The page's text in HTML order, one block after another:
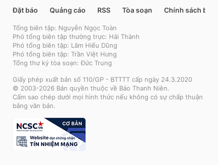
Đặt báo Quảng cáo RSS Tòa soạn Chính sách bảo
Tổng biên tập: Nguyễn Ngọc Toàn
Phó tổng biên tập thường trực: Hải Thành
Phó tổng biên tập: Lâm Hiếu Dũng
Phó tổng biên tập: Trần Việt Hưng
Tổng thư ký tòa soạn: Đức Trung
Giấy phép xuất bản số 110/GP - BTTTT cấp ngày 24.3.2020
© 2003-2026 Bản quyền thuộc về Báo Thanh Niên.
Cấm sao chép dưới mọi hình thức nếu không có sự chấp thuận
bằng văn bản.